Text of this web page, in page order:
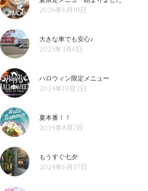
2026年6月10日
大きな車でも安心♪
2025年3月6日
ハロウィン限定メニュー
2024年10月2日
夏本番！！
2024年8月7日
もうすぐ七夕
2024年6月27日